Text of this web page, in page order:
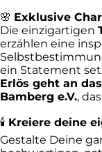
🌸 Exklusive
Die einzigartigen
erzählen eine
ein Statement
Erlös geht an
Bamberg e.V.,
🕯 Kreiere deine
Gestalte Deine